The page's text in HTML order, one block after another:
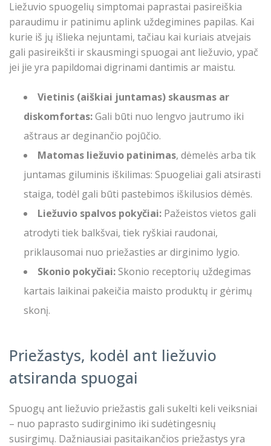
Liežuvio spuogelių simptomai paprastai pasireiškia
paraudimu ir patinimu aplink uždegimines papilas. Kai
kurie iš jų išlieka nejuntami, tačiau kai kuriais atvejais
gali pasireikšti ir skausmingi spuogai ant liežuvio, ypač
jei jie yra papildomai digrinami dantimis ar maistu.
Vietinis (aiškiai juntamas) skausmas ar
diskomfortas:Gali būti nuo lengvo jautrumo iki
aštraus ar deginančio pojūčio.
Matomas liežuvio patinimas, dėmelės arba tik
juntamas giluminis iškilimas: Spuogeliai gali atsirasti
staiga, todėl gali būti pastebimos iškilusios dėmės.
Liežuvio spalvos pokyčiai: Pažeistos vietos gali
atrodyti tiek balkšvai, tiek ryškiai raudonai,
priklausomai nuo priežasties ar dirginimo lygio.
Skonio pokyčiai:Skonio receptorių uždegimas
kartais laikinai pakeičia maisto produktų ir gėrimų
skonį.
Priežastys, kodėl ant liežuvio
atsiranda spuogai
Spuogų ant liežuvio priežastis gali sukelti keli veiksniai
– nuo paprasto sudirginimo iki sudėtingesnių
susirgimų. Dažniausiai pasitaikančios priežastys yra